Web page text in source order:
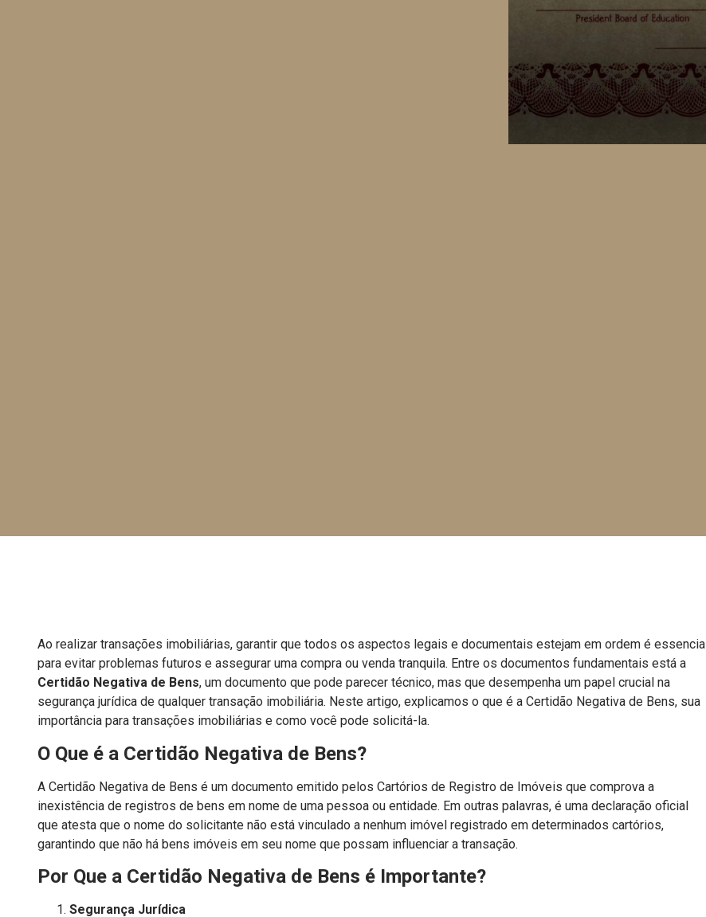
Ao realizar transações imobiliárias, garantir que todos os aspectos legais e documentais estejam em ordem é essencial
para evitar problemas futuros e assegurar uma compra ou venda tranquila. Entre os documentos fundamentais está a
Certidão Negativa de Bens, um documento que pode parecer técnico, mas que desempenha um papel crucial na
segurança jurídica de qualquer transação imobiliária. Neste artigo, explicamos o que é a Certidão Negativa de Bens, sua
importância para transações imobiliárias e como você pode solicitá-la.
O Que é a Certidão Negativa de Bens?
A Certidão Negativa de Bens é um documento emitido pelos Cartórios de Registro de Imóveis que comprova a
inexistência de registros de bens em nome de uma pessoa ou entidade. Em outras palavras, é uma declaração oficial
que atesta que o nome do solicitante não está vinculado a nenhum imóvel registrado em determinados cartórios,
garantindo que não há bens imóveis em seu nome que possam influenciar a transação.
Por Que a Certidão Negativa de Bens é Importante?
Segurança Jurídica